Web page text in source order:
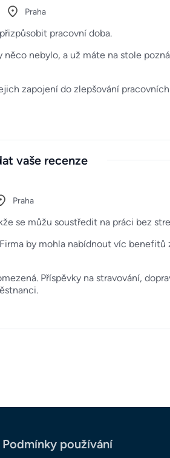
Praha
pracovní doba.
nebylo, a už máte na stole
zapojení do zlepšování
vaše recenze
Praha
se můžu soustředit na práci bez
by mohla nabídnout víc benefitů
Příspěvky na stravování,
Podmínky používání